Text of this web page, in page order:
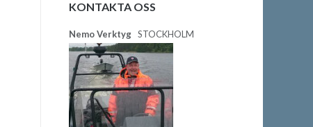
KONTAKTA OSS
Nemo Verktyg STOCKHOLM